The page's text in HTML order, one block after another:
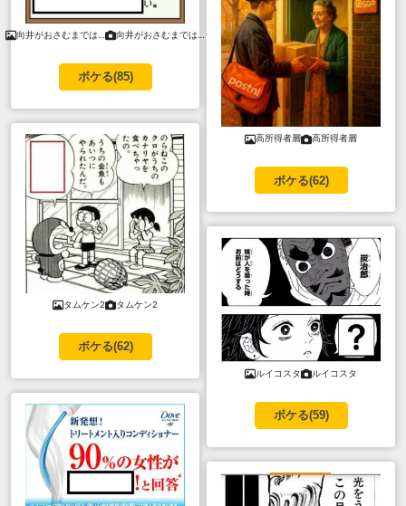
向井がおさむまでは… 向井がおさむまでは…
ボケる(85)
タムケン2 タムケン2
ボケる(62)
高所得者層 高所得者層
ボケる(62)
ルイコスタ ルイコスタ
ボケる(59)